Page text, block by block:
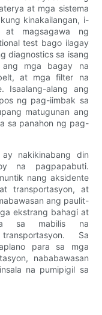
at mga sistema
kinakailangan, i-
magsagawa ng
test bago ilagay
diagnostics sa isang
ang mga bagay na
at mga filter na
Isaalang-alang ang
ng pag-iimbak sa
matugunan ang
sa panahon ng pag-
ay nakikinabang din
na pagpapabuti.
nang aksidente
transportasyon, at
ang paulit-
ekstrang bahagi at
sa mabilis na
Sa
para sa mga
nababawasan
na pumipigil sa